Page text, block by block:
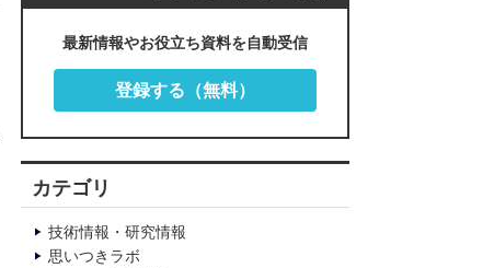
最新情報やお役立ち資料を自動受信
登録する（無料）
カテゴリ
技術情報・研究情報
思いつきラボ